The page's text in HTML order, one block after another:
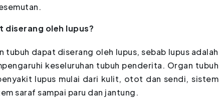
diserang oleh lupus?
tubuh dapat diserang oleh lupus, sebab lupus adalah
keseluruhan tubuh penderita. Organ tubuh
lupus mulai dari kulit, otot dan sendi, sistem
saraf sampai paru dan jantung.